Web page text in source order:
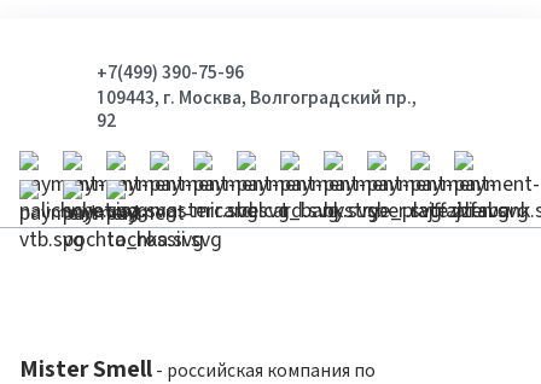
+7(499) 390-75-96
109443, г. Москва, Волгоградский пр.,
92
Mister Smell - российская компания по